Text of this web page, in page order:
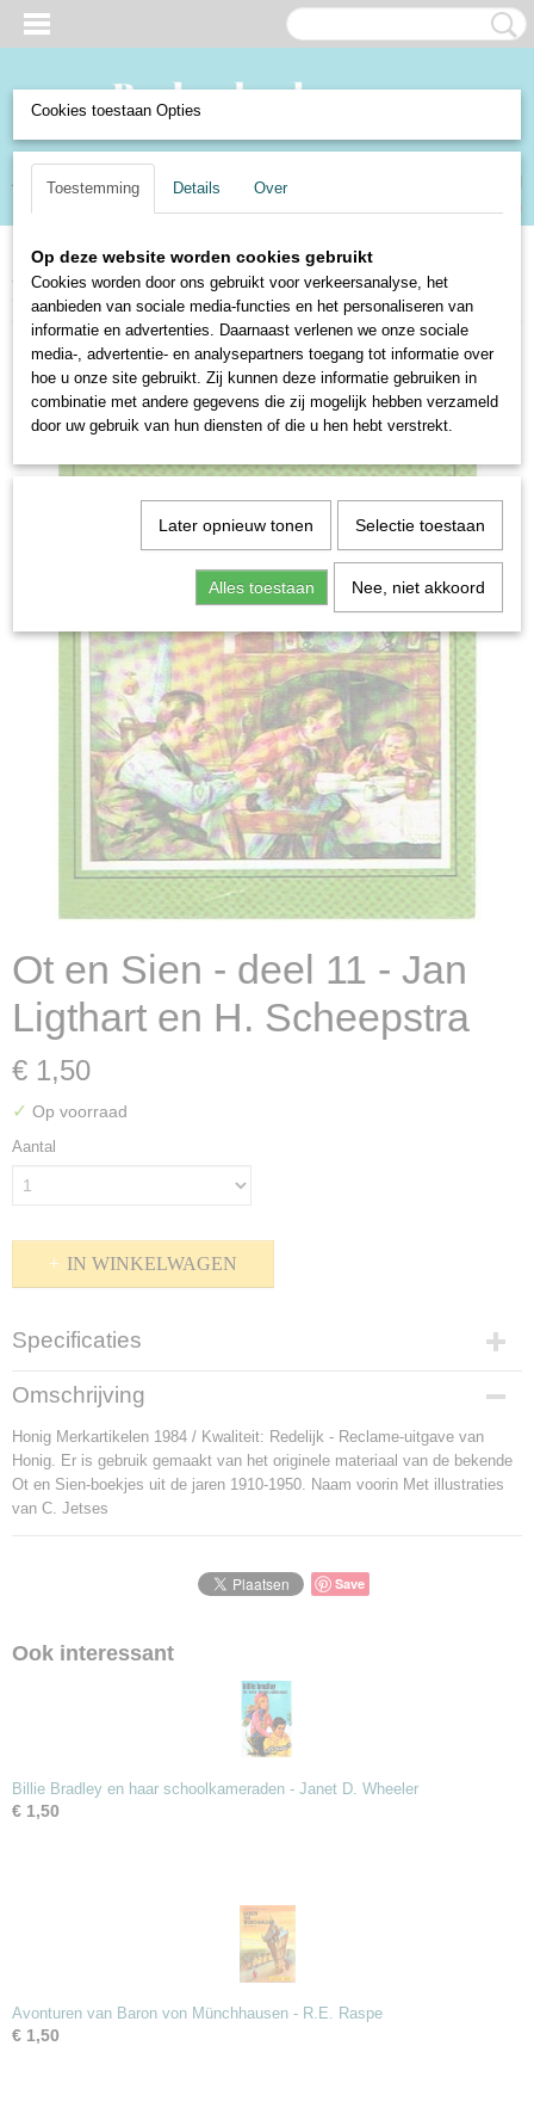
Inloggen Registreren
(0)
Home>Boeken en Strips> Boeken>Kinderboeken>Ot en Sien - deel 11
- Jan Ligthart en H. Scheepstra
Ot en Sien - deel 11 - Jan
Ligthart en H. Scheepstra
€ 1,50
✓ Op voorraad
Aantal
IN WINKELWAGEN
Specificaties
Productcode
P-803292
Bruto gewicht
30,00 g
Omschrijving
Honig Merkartikelen 1984 / Kwaliteit: Redelijk - Reclame-uitgave van
Honig. Er is gebruik gemaakt van het originele materiaal van de bekende
Ot en Sien-boekjes uit de jaren 1910-1950. Naam voorin Met illustraties
van C. Jetses
Save
Ook interessant
Billie Bradley en haar schoolkameraden - Janet D. Wheeler
€ 1,50
Avonturen van Baron von Münchhausen - R.E. Raspe
€ 1,50
Cookies toestaan Opties
Toestemming Details Over
Op deze website worden cookies gebruikt
Cookies worden door ons gebruikt voor verkeersanalyse, het
aanbieden van sociale media-functies en het personaliseren van
informatie en advertenties. Daarnaast verlenen we onze sociale
media-, advertentie- en analysepartners toegang tot informatie over
hoe u onze site gebruikt. Zij kunnen deze informatie gebruiken in
combinatie met andere gegevens die zij mogelijk hebben verzameld
door uw gebruik van hun diensten of die u hen hebt verstrekt.
Later opnieuw tonen Selectie toestaan
Alles toestaan Nee, niet akkoord